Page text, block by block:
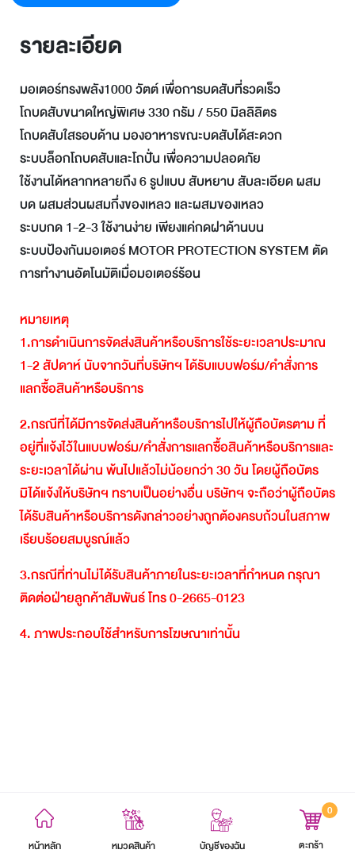
Facebook
Email
รายละเอียด
มอเตอร์ทรงพลัง1000 วัตต์ เพื่อการบดสับที่รวดเร็ว
โถบดสับขนาดใหญ่พิเศษ 330 กรัม / 550 มิลลิลิตร
โถบดสับใสรอบด้าน มองอาหารขณะบดสับได้สะดวก
ระบบล็อกโถบดสับและโถปั่น เพื่อความปลอดภัย
ใช้งานได้หลากหลายถึง 6 รูปแบบ สับหยาบ สับละเอียด ผสม
บด ผสมส่วนผสมกึ่งของเหลว และผสมของเหลว
ระบบกด 1-2-3 ใช้งานง่าย เพียงแค่กดฝาด้านบน
ระบบป้องกันมอเตอร์ MOTOR PROTECTION SYSTEM ตัด
การทำงานอัตโนมัติเมื่อมอเตอร์ร้อน
หมายเหตุ
1.การดำเนินการจัดส่งสินค้าหรือบริการใช้ระยะเวลาประมาณ
1-2สัปดาห์นับจากวันที่บริษัทฯได้รับแบบฟอร์ม/คำสั่งการ
แลกซื้อสินค้าหรือบริการ
2.กรณีที่ได้มีการจัดส่งสินค้าหรือบริการไปให้ผู้ถือบัตรตามที่
อยู่ที่แจ้งไว้ในแบบฟอร์ม/คำสั่งการแลกซื้อสินค้าหรือบริการและ
ระยะเวลาได้ผ่านพ้นไปแล้วไม่น้อยกว่า30วันโดยผู้ถือบัตร
มิได้แจ้งให้บริษัทฯทราบเป็นอย่างอื่นบริษัทฯจะถือว่าผู้ถือบัตร
ได้รับสินค้าหรือบริการดังกล่าวอย่างถูกต้องครบถ้วนในสภาพ
เรียบร้อยสมบูรณ์แล้ว
3.กรณีที่ท่านไม่ได้รับสินค้าภายในระยะเวลาที่กำหนดกรุณา
ติดต่อฝ่ายลูกค้าสัมพันธ์โทร0-2665-0123
4.ภาพประกอบใช้สำหรับการโฆษณาเท่านั้น
หน้าหลัก หมวดสินค้า บัญชีของฉัน
0
ตะกร้า
ข้อตกลงและเงื่อนไข นโยบายความเป็นส่วนตัว แผนผังเว็บไซต์